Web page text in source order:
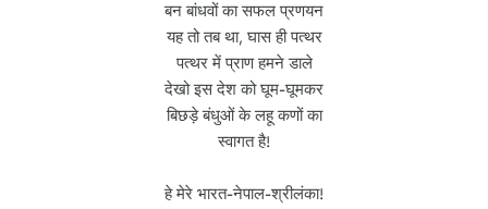
बन बांधवों का सफल प्रणयन
यह तो तब था, घास ही पत्थर
पत्थर में प्राण हमने डाले
देखो इस देश को घूम-घूमकर
बिछड़े बंधुओं के लहू कणों का
स्वागत है!
हे मेरे भारत-नेपाल-श्रीलंका!